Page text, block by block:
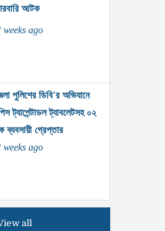
আটক
weeks ago
পুলিশের ডিবি'র অভিযানে
ট্যাপেন্টাডল ট্যাবলেটসহ ০২
ব্যবসায়ী গ্রেপ্তার
weeks ago
all